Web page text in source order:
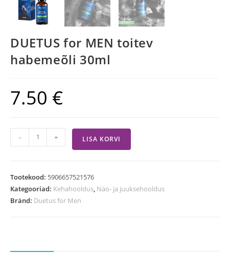
DUETUS for MEN toitev
habemeõli 30ml
7.50 €
- + LISA KORVI
Tootekood: 5906657521576
Kategooriad: Kehahooldus, Näo- ja juuksehooldus
Bränd: Duetus for Men